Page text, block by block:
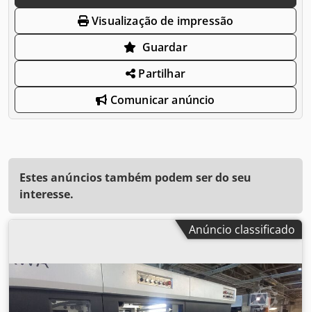
Visualização de impressão
Guardar
Partilhar
Comunicar anúncio
Estes anúncios também podem ser do seu
interesse.
Anúncio classificado